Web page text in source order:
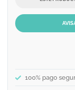
100% pago